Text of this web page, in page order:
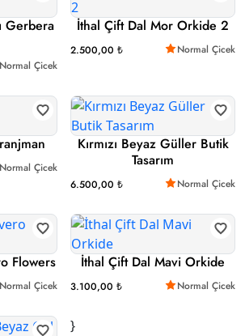
Gerbera
Normal Çicek
İthal Çift Dal Mor Orkide 2
2.500,00 ₺ Normal Çicek
Normal Çicek
Kırmızı Beyaz Güller Butik
Tasarım
6.500,00 ₺ Normal Çicek
Flowers
Normal Çicek
İthal Çift Dal Mavi Orkide
3.100,00 ₺ Normal Çicek
}